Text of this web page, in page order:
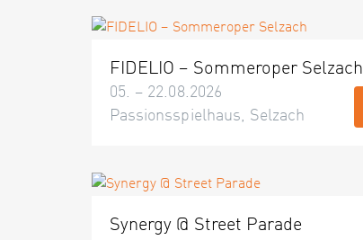
FIDELIO – Sommeroper Selzach
05. – 22.08.2026
Passionsspielhaus, Selzach
Synergy @ Street Parade